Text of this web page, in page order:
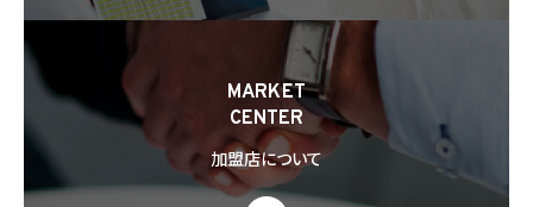
8.3 第8.2項に基づき外国にある第三者への提供につき本人の同意を得る場合、以下の
事項について本人に情報を提供するものとします。但し、第1号の事項が特定できない場
合、第1号及び第2号の事項に代えて、第1号の事項が特定できない旨及びその理由、並び
に当該事項に代わる本人に参考となるべき情報があれば当該情報を提供するものとし
ます。
(1) 当該外国の名称
(2) 当該外国における個人情報の保護に関する制度に関する情報
(3) 当該第三者が講じる個人情報の保護のための措置に関する情報（当該情報を提供
できない場合は、その旨及びその理由）
MARKET
CENTER
加盟店について